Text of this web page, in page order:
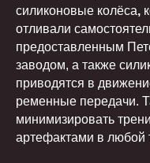
силиконовые колёса,
отливали
предоставленным
заводом, а также
приводятся в
ременные передачи.
минимизировать
артефактами в любой